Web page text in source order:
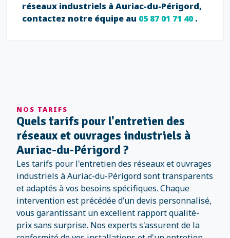
réseaux industriels à Auriac-du-Périgord,
contactez notre équipe au 05 87 01 71 40.
NOS TARIFS
Quels tarifs pour l'entretien des
réseaux et ouvrages industriels à
Auriac-du-Périgord ?
Les tarifs pour l'entretien des réseaux et ouvrages
industriels à Auriac-du-Périgord sont transparents
et adaptés à vos besoins spécifiques. Chaque
intervention est précédée d’un devis personnalisé,
vous garantissant un excellent rapport qualité-
prix sans surprise. Nos experts s'assurent de la